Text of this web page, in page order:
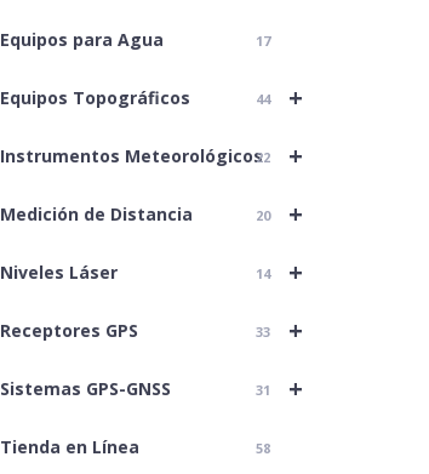
Equipos para Agua 17
+
Equipos Topográficos 44
+
Instrumentos Meteorológicos22
+
Medición de Distancia 20
+
Niveles Láser 14
+
Receptores GPS 33
+
Sistemas GPS-GNSS 31
Tienda en Línea 58